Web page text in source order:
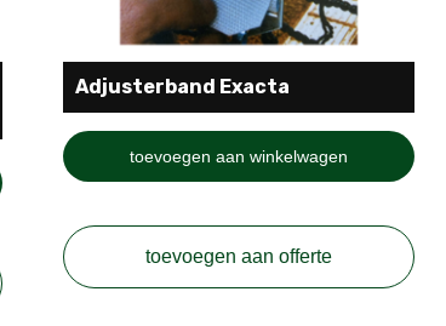
Adjusterband Exacta
toevoegen aan winkelwagen
toevoegen aan offerte